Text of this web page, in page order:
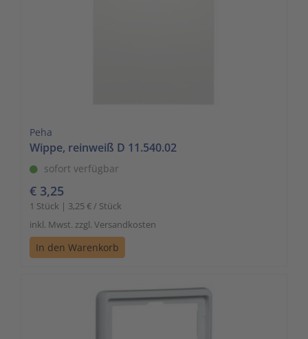
Peha
Wippe, reinweiß D 11.540.02
sofort verfügbar
€ 3,25
1 Stück | 3,25 € / Stück
inkl. Mwst. zzgl. Versandkosten
In den Warenkorb